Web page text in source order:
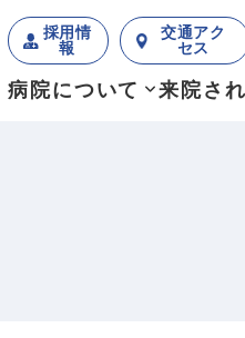
採用情
報
交通アク
セス
病院について 来院さ